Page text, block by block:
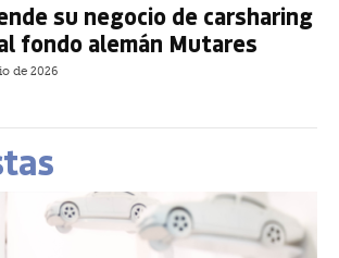
su negocio de carsharing
fondo alemán Mutares
de 2026